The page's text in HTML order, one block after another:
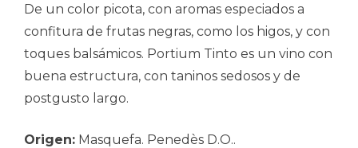
De un color picota, con aromas especiados a
confitura de frutas negras, como los higos, y con
toques balsámicos. Portium Tinto es un vino con
buena estructura, con taninos sedosos y de
postgusto largo.
Origen: Masquefa. Penedès D.O..